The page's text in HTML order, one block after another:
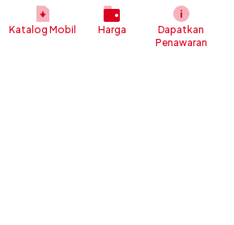
Katalog Mobil Harga
Dapatkan
Penawaran